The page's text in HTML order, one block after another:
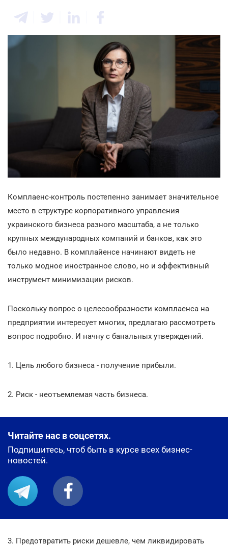
Комплаенс-контроль постепенно занимает значительное
место в структуре корпоративного управления
украинского бизнеса разного масштаба, а не только
крупных международных компаний и банков, как это
было недавно. В комплайенсе начинают видеть не
только модное иностранное слово, но и эффективный
инструмент минимизации рисков.
Поскольку вопрос о целесообразности комплаенса на
предприятии интересует многих, предлагаю рассмотреть
вопрос подробно. И начну с банальных утверждений.
1. Цель любого бизнеса - получение прибыли.
2. Риск - неотъемлемая часть бизнеса.
Читайте нас в соцсетях.
Подпишитесь, чтоб быть в курсе всех бизнес-
новостей.
3. Предотвратить риски дешевле, чем ликвидировать